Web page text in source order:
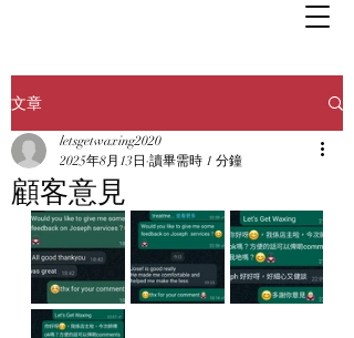
文章
顧客意見
letsgetwaxing2020
2025年8月13日 讀畢需時 1 分鐘